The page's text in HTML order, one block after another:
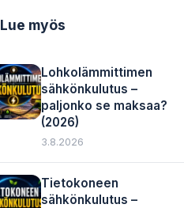
Lue myös
Lohkolämmittimen
sähkönkulutus –
paljonko se maksaa?
(2026)
3.8.2026
Tietokoneen
sähkönkulutus –